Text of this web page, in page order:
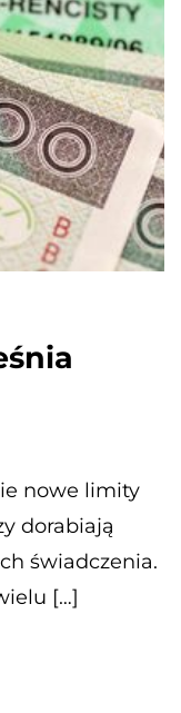
nowe limity
dorabiają
świadczenia.
[…]